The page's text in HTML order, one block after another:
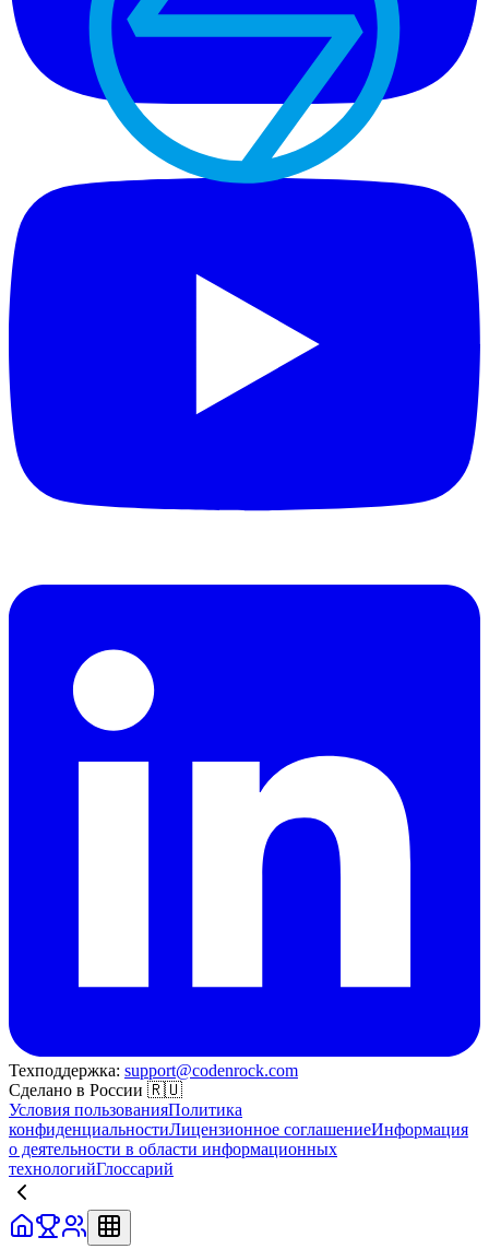
Техподдержка: support@codenrock.com
Сделано в России 🇷🇺
Условия пользованияПолитика
конфиденциальностиЛицензионное соглашениеИнформация
о деятельности в области информационных
технологийГлоссарий